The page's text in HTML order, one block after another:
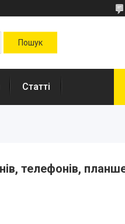
Статті
телефонів,